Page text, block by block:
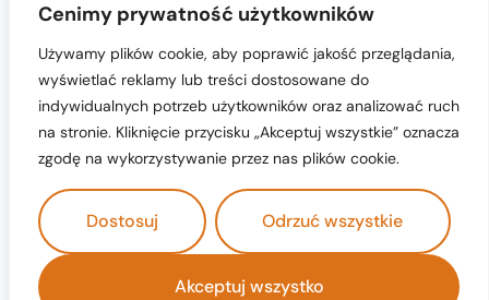
Cenimy prywatność użytkowników
Używamy plików cookie, aby poprawić jakość przeglądania,
wyświetlać reklamy lub treści dostosowane do
indywidualnych potrzeb użytkowników oraz analizować ruch
na stronie. Kliknięcie przycisku „Akceptuj wszystkie” oznacza
zgodę na wykorzystywanie przez nas plików cookie.
Dostosuj Odrzuć wszystkie
Akceptuj wszystko
cukiernia-nicola.pl © 2024 All Rights
polityka prywatności